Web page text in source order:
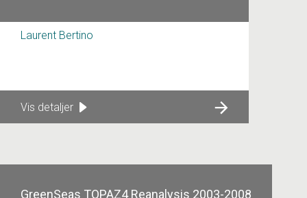
Laurent Bertino
Vis detaljer
GreenSeas TOPAZ4 Reanalysis 2003-2008